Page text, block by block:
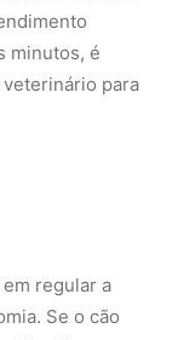
crises
animal em